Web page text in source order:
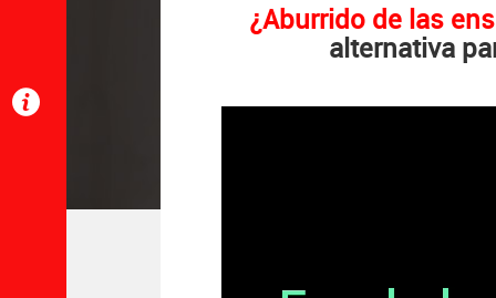
¿Aburrido de las
alternativa